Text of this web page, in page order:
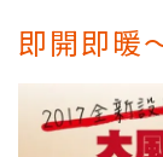
即開即暖